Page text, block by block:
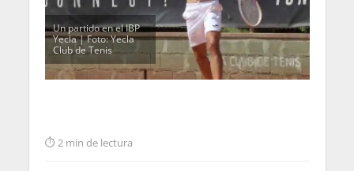
Un partido en el IBP
Yecla | Foto: Yecla
Club de Tenis
2 min de lectura